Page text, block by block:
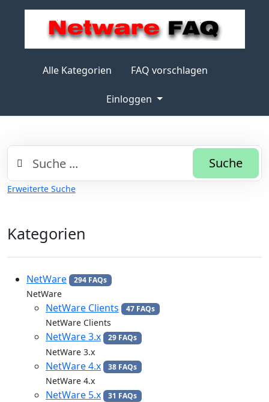
Alle Kategorien FAQ vorschlagen
Einloggen
Suche
Erweiterte Suche
Kategorien
NetWare 294 FAQs
NetWare
NetWare Clients 47 FAQs
NetWare Clients
NetWare 3.x 29 FAQs
NetWare 3.x
NetWare 4.x 38 FAQs
NetWare 4.x
NetWare 5.x 31 FAQs